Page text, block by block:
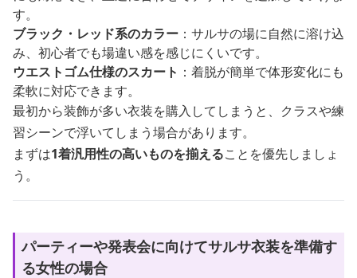
す。
ブラック・レッド系のカラー ：サルサの場に自然に溶け込
み、初心者でも場違い感を感じにくいです。
ウエストゴム仕様のスカート ：着脱が簡単で体形変化にも
柔軟に対応できます。
最初から装飾が多い衣装を購入してしまうと、クラスや練
習シーンで浮いてしまう場合があります。
まずは1着汎用性の高いものを揃えることを優先しましょ
う。
パーティーや発表会に向けてサルサ衣装を準備す
る女性の場合